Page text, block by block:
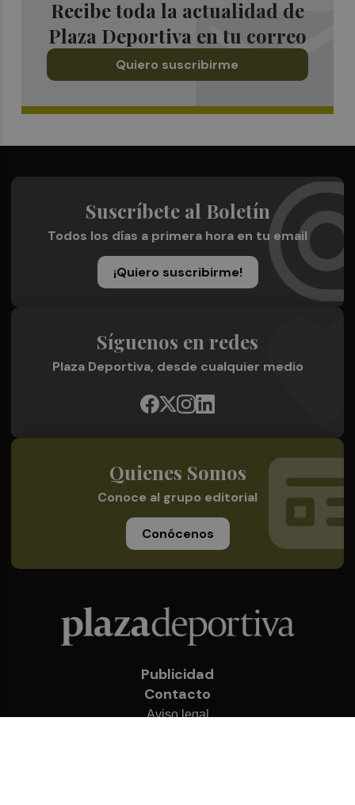
Recibe toda la actualidad de
Plaza Deportiva en tu correo
Quiero suscribirme
Suscríbete al Boletín
Todos los días a primera hora en tu email
¡Quiero suscribirme!
Síguenos en redes
Plaza Deportiva, desde cualquier medio
Quienes Somos
Conoce al grupo editorial
Conócenos
Publicidad
Contacto
Aviso legal